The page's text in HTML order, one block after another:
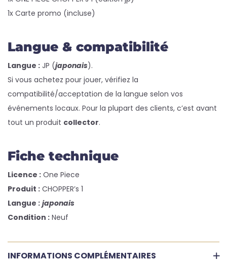
1x Carte promo (incluse)
Langue & compatibilité
Langue : JP (japonais).
Si vous achetez pour jouer, vérifiez la
compatibilité/acceptation de la langue selon vos
événements locaux. Pour la plupart des clients, c’est avant
tout un produit collector.
Fiche technique
Licence : One Piece
Produit : CHOPPER’s 1
Langue : japonais
Condition : Neuf
INFORMATIONS COMPLÉMENTAIRES